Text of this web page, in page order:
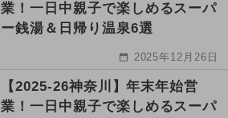
業！一日中親子で楽しめるスーパ
ー銭湯＆日帰り温泉6選
2025年12月26日
【2025-26神奈川】年末年始営
業！一日中親子で楽しめるスーパ